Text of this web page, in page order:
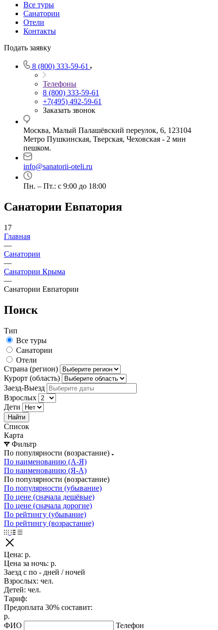
Все туры
Санатории
Отели
Контакты
Подать заявку
8 (800) 333-59-61
Телефоны
8 (800) 333-59-61
+7(495) 492-59-61
Заказать звонок
Москва, Малый Палашёвский переулок, 6, 123104
Метро Пушкинская, Тверская, Чеховская - 2 мин
пешком.
info@sanatorii-oteli.ru
Пн. – Пт.: с 9:00 до 18:00
Санатории Евпатория
17
Главная
—
Санатории
—
Санатории Крыма
—
Санатории Евпатории
Поиск
Тип
Все туры
Санатории
Отели
Страна (регион)
Курорт (область)
Заезд-Выезд
Взрослых
Дети
Найти
Список
Карта
Фильтр
По популярности (возрастание)
По наименованию (А-Я)
По наименованию (Я-А)
По популярности (возрастание)
По популярности (убывание)
По цене (сначала дешёвые)
По цене (сначала дорогие)
По рейтингу (убывание)
По рейтингу (возрастание)
Цена: р.
Цена за ночь: р.
Заезд с по - дней /ночей
Взрослых: чел.
Детей: чел.
Тариф:
Предоплата 30% составит:
р.
ФИО
Телефон